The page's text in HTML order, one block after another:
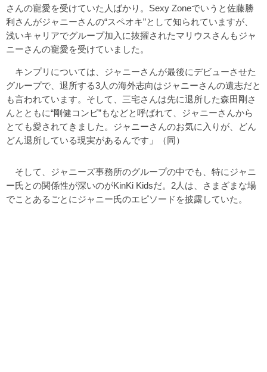
さんの寵愛を受けていた人ばかり。Sexy Zoneでいうと佐藤勝
利さんがジャニーさんの“スペオキ”として知られていますが、
浅いキャリアでグループ加入に抜擢されたマリウスさんもジャ
ニーさんの寵愛を受けていました。
キンプリについては、ジャニーさんが最後にデビューさせた
グループで、退所する3人の海外志向はジャニーさんの遺志だと
も言われています。そして、三宅さんは先に退所した森田剛さ
んとともに“剛健コンビ”もなどと呼ばれて、ジャニーさんから
とても愛されてきました。ジャニーさんのお気に入りが、どん
どん退所している現実があるんです」（同）
そして、ジャニーズ事務所のグループの中でも、特にジャニ
ー氏との関係性が深いのがKinKi Kidsだ。2人は、さまざまな場
でことあるごとにジャニー氏のエピソードを披露していた。